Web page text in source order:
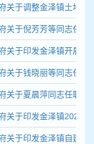
关于调整金泽镇土地整
关于倪芳芳等同志任职
关于印发金泽镇开展退
关于钱晓丽等同志任职
关于夏晨萍同志任职的
关于印发金泽镇2022
关于印发金泽镇自建房